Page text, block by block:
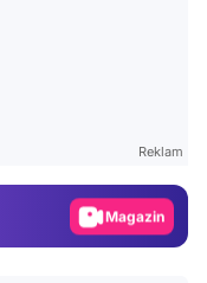
Reklam
Magazin